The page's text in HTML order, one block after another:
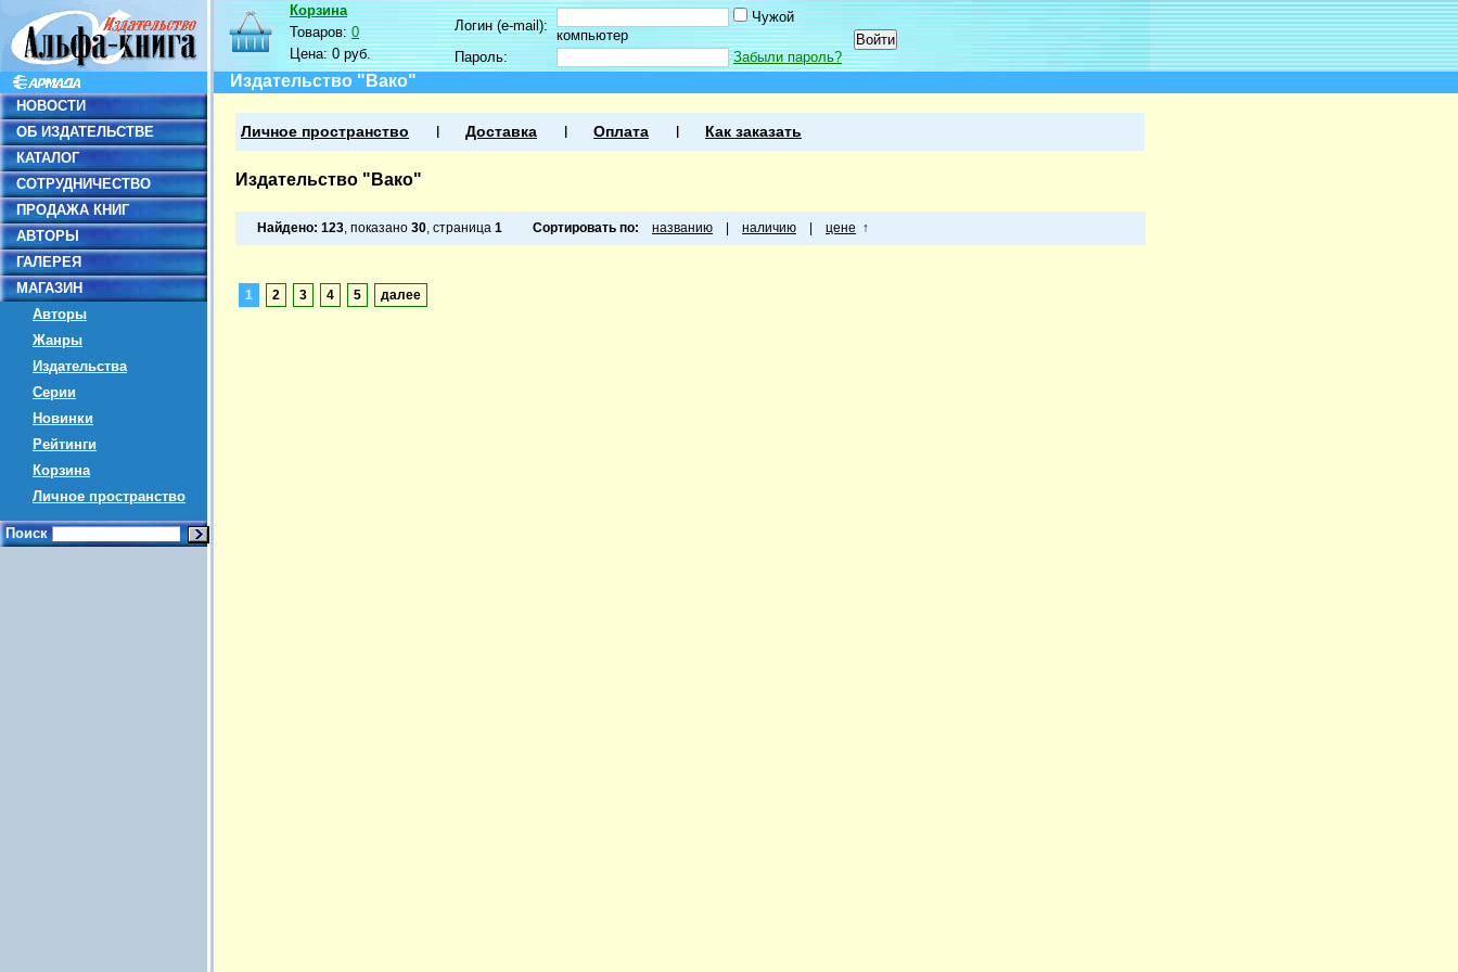
НОВОСТИ
ОБ ИЗДАТЕЛЬСТВЕ
КАТАЛОГ
СОТРУДНИЧЕСТВО
ПРОДАЖА КНИГ
АВТОРЫ
ГАЛЕРЕЯ
МАГАЗИН
Авторы
Жанры
Издательства
Серии
Новинки
Рейтинги
Корзина
Личное пространство
Поиск
Корзина
Товаров:0
Цена:0 руб.
Логин (e-mail):
Чужой
компьютер
Пароль:
Забыли пароль?
Издательство "Вако"
Личное пространство Доставка Оплата Как заказать
Издательство "Вако"
Найдено: 123, показано 30, страница 1 Сортировать по: названию наличию цене ↑
1 2 3 4 5 далее